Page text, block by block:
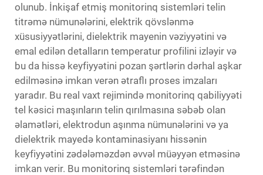
olunub. İnkişaf etmiş monitorinq sistemləri telin
titrəmə nümunələrini, elektrik qövslənmə
xüsusiyyətlərini, dielektrik mayenin vəziyyətini və
emal edilən detalların temperatur profilini izləyir və
bu da hissə keyfiyyətini pozan şərtlərin dərhal aşkar
edilməsinə imkan verən ətraflı proses imzaları
yaradır. Bu real vaxt rejimində monitorinq qabiliyyəti
tel kəsici maşınların telin qırılmasına səbəb olan
əlamətləri, elektrodun aşınma nümunələrini və ya
dielektrik mayedə kontaminasiyanı hissənin
keyfiyyətini zədələməzdən əvvəl müəyyən etməsinə
imkan verir. Bu monitorinq sistemləri tərəfindən